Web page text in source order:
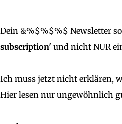
Dein &%$%$%$ Newsletter
subscription' und nicht NUR
Ich muss jetzt nicht erklären,
Hier lesen nur ungewöhnlich